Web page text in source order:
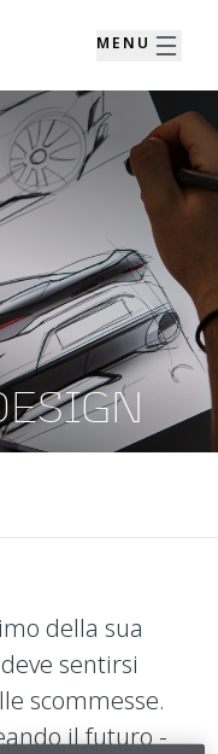
MENU
della sua
sentirsi
scommesse.
il futuro -